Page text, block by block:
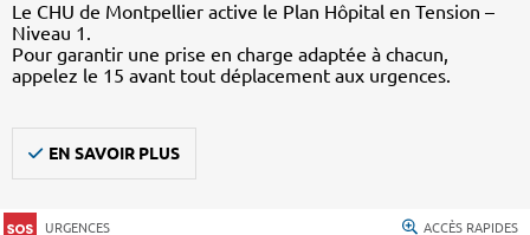
Le CHU de Montpellier active le Plan Hôpital en Tension –
Niveau 1.
Pour garantir une prise en charge adaptée à chacun,
appelez le 15 avant tout déplacement aux urgences.
EN SAVOIR PLUS
URGENCES ACCÈS RAPIDES